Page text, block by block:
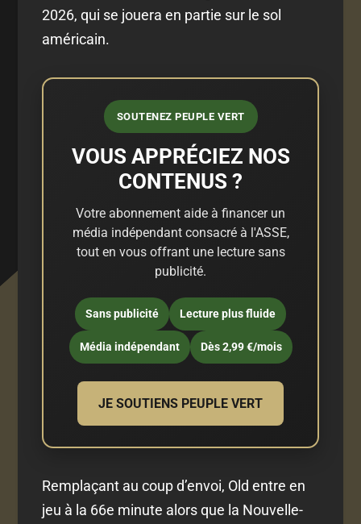
2026, qui se jouera en partie sur le sol
américain.
SOUTENEZ PEUPLE VERT
VOUS APPRÉCIEZ NOS
CONTENUS ?
Votre abonnement aide à financer un
média indépendant consacré à l'ASSE,
tout en vous offrant une lecture sans
publicité.
Sans publicité Lecture plus fluide
Média indépendant Dès 2,99 €/mois
JE SOUTIENS PEUPLE VERT
Remplaçant au coup d’envoi, Old entre en
jeu à la 66e minute alors que la Nouvelle-